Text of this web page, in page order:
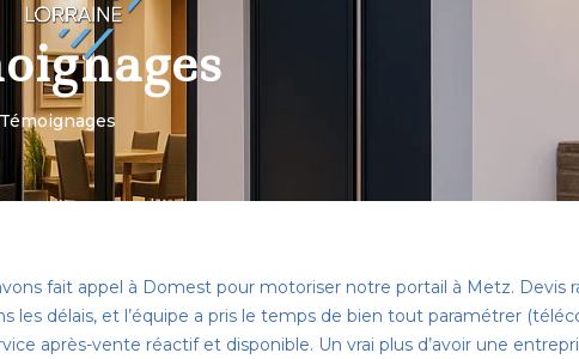
Témoignages
fait appel à Domest pour motoriser notre portail à Metz. Devis
les délais, et l’équipe a pris le temps de bien tout paramétrer
après-vente réactif et disponible. Un vrai plus d’avoir une